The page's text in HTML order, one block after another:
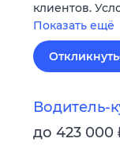
клиентов.
Показать ещё
Водитель-
до 423 000